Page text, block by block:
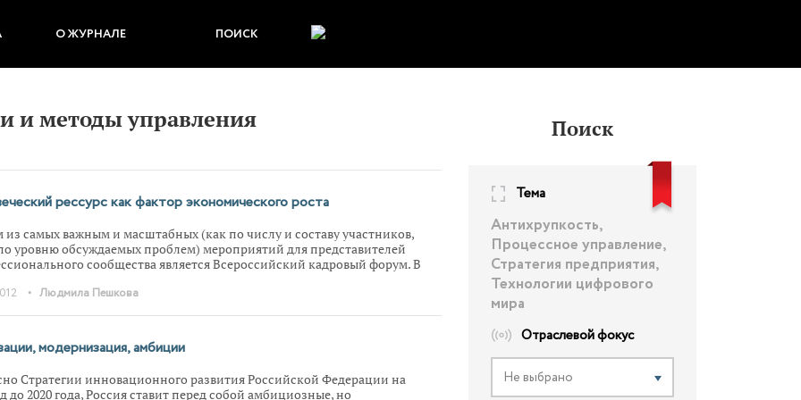
О ЖУРНАЛЕ ПОИСК
и методы управления
рессурс как фактор экономического роста
самых важным и масштабных (как по числу и составу участников,
уровню обсуждаемых проблем) мероприятий для представителей
сообщества является Всероссийский кадровый форум. В
вопросы управления персоналом, системы оплаты труда,
• Людмила Пешкова
модернизация, амбиции
Стратегии инновационного развития Российской Федерации на
до 2020 года, Россия ставит перед собой амбициозные, но
Поиск
Тема
Антихрупкость,
Процессное управление,
Стратегия предприятия,
Технологии цифрового
мира
Отраслевой фокус
Не выбрано